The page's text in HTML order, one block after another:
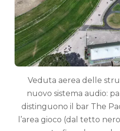
Veduta aerea delle
nuovo sistema audio:
distinguono il bar The
l’area gioco (dal tetto